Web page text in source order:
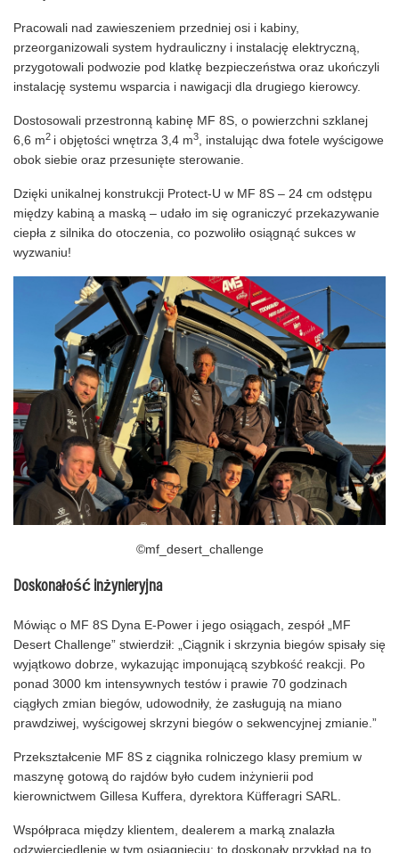
Pracowali nad zawieszeniem przedniej osi i kabiny,
przeorganizowali system hydrauliczny i instalację elektryczną,
przygotowali podwozie pod klatkę bezpieczeństwa oraz ukończyli
instalację systemu wsparcia i nawigacji dla drugiego kierowcy.
Dostosowali przestronną kabinę MF 8S, o powierzchni szklanej
6,6 m2 i objętości wnętrza 3,4 m3
, instalując dwa fotele wyścigowe
obok siebie oraz przesunięte sterowanie.
Dzięki unikalnej konstrukcji Protect-U w MF 8S – 24 cm odstępu
między kabiną a maską – udało im się ograniczyć przekazywanie
ciepła z silnika do otoczenia, co pozwoliło osiągnąć sukces w
wyzwaniu!
©mf_desert_challenge
Doskonałość inżynieryjna
Mówiąc o MF 8S Dyna E-Power i jego osiągach, zespół „MF
Desert Challenge” stwierdził: „Ciągnik i skrzynia biegów spisały się
wyjątkowo dobrze, wykazując imponującą szybkość reakcji. Po
ponad 3000 km intensywnych testów i prawie 70 godzinach
ciągłych zmian biegów, udowodniły, że zasługują na miano
prawdziwej, wyścigowej skrzyni biegów o sekwencyjnej zmianie.”
Przekształcenie MF 8S z ciągnika rolniczego klasy premium w
maszynę gotową do rajdów było cudem inżynierii pod
kierownictwem Gillesa Kuffera, dyrektora Küfferagri SARL.
Współpraca między klientem, dealerem a marką znalazła
odzwierciedlenie w tym osiągnięciu: to doskonały przykład na to,